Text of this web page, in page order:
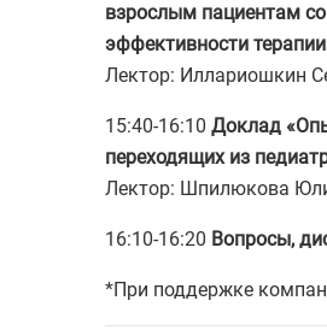
взрослым пациентам
эффективности
Лектор: Иллариошкин
15:40-16:10 Доклад
переходящих из
Лектор: Шпилюкова
16:10-16:20 Вопросы,
*При поддержке